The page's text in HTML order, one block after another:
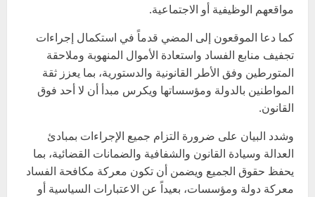
مواقعهم الوظيفية أو الاجتماعية.
كما دعا الموقعون إلى المضي قدماً في استكمال إجراءات
تجفيف منابع الفساد واستعادة الأموال المنهوبة وملاحقة
المتورطين وفق الأطر القانونية والدستورية، بما يعزز ثقة
المواطنين بالدولة ومؤسساتها ويكرس مبدأ أن لا أحد فوق
القانون.
وشدد البيان على ضرورة التزام جميع الإجراءات بمبادئ
العدالة وسيادة القانون والشفافية والضمانات القضائية، بما
يحفظ حقوق الجميع ويضمن أن تكون معركة مكافحة الفساد
معركة دولة ومؤسسات، بعيداً عن الاعتبارات السياسية أو